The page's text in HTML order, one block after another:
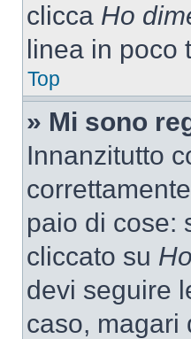
clicca Ho
linea in poco
Top
» Mi sono
Innanzitutto
paio di cose:
cliccato su
devi seguire
caso, magari